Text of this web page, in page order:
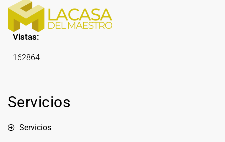
Vistas:
162864
Servicios
Servicios